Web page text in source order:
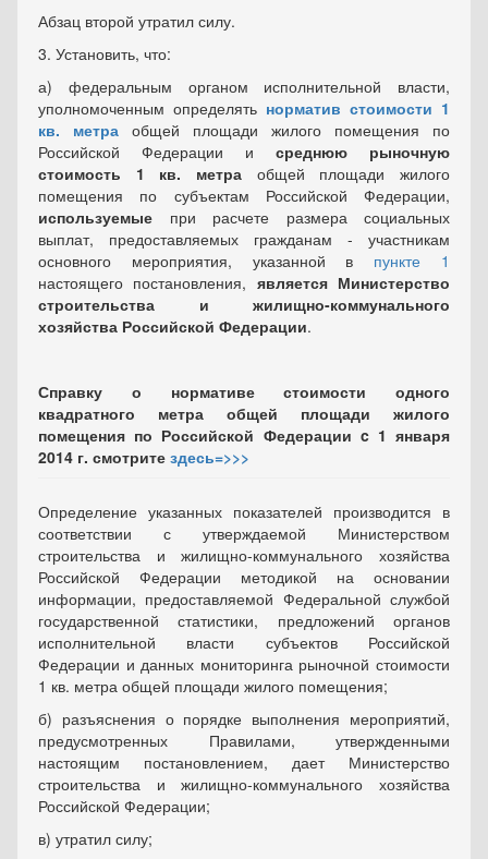
Абзац второй утратил силу.
3. Установить, что:
а) федеральным органом исполнительной власти,
уполномоченным определять норматив стоимости 1
кв. метра общей площади жилого помещения по
Российской Федерации и среднюю рыночную
стоимость 1 кв. метра общей площади жилого
помещения по субъектам Российской Федерации,
используемые при расчете размера социальных
выплат, предоставляемых гражданам - участникам
основного мероприятия, указанной в пункте 1
настоящего постановления, является Министерство
строительства и жилищно-коммунального
хозяйства Российской Федерации.
Справку о нормативе стоимости одного
квадратного метра общей площади жилого
помещения по Российской Федерации c 1 января
2014 г. смотрите здесь=>>>
Определение указанных показателей производится в
соответствии с утверждаемой Министерством
строительства и жилищно-коммунального хозяйства
Российской Федерации методикой на основании
информации, предоставляемой Федеральной службой
государственной статистики, предложений органов
исполнительной власти субъектов Российской
Федерации и данных мониторинга рыночной стоимости
1 кв. метра общей площади жилого помещения;
б) разъяснения о порядке выполнения мероприятий,
предусмотренных Правилами, утвержденными
настоящим постановлением, дает Министерство
строительства и жилищно-коммунального хозяйства
Российской Федерации;
в) утратил силу;